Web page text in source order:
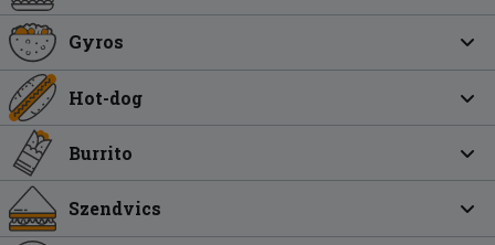
Gyros
Hot-dog
Burrito
Szendvics